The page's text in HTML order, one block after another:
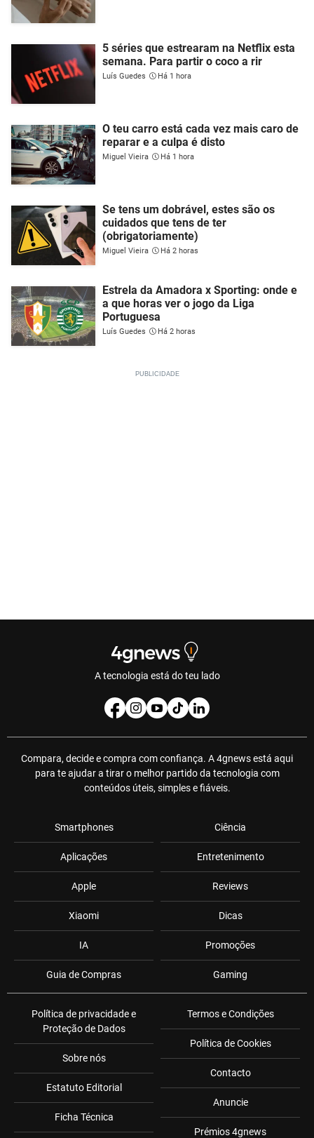
5 séries que estrearam na Netflix esta
semana. Para partir o coco a rir
Luís Guedes Há 1 hora
O teu carro está cada vez mais caro de
reparar e a culpa é disto
Miguel Vieira Há 1 hora
Se tens um dobrável, estes são os
cuidados que tens de ter
(obrigatoriamente)
Miguel Vieira Há 2 horas
Estrela da Amadora x Sporting: onde e
a que horas ver o jogo da Liga
Portuguesa
Luís Guedes Há 2 horas
A tecnologia está do teu lado
Compara, decide e compra com confiança. A 4gnews está aqui
para te ajudar a tirar o melhor partido da tecnologia com
conteúdos úteis, simples e fiáveis.
Smartphones
Aplicações
Apple
Xiaomi
IA
Guia de Compras
Ciência
Entretenimento
Reviews
Dicas
Promoções
Gaming
Política de privacidade e
Proteção de Dados
Sobre nós
Estatuto Editorial
Ficha Técnica
Termos e Condições
Política de Cookies
Contacto
Anuncie
Prémios 4gnews